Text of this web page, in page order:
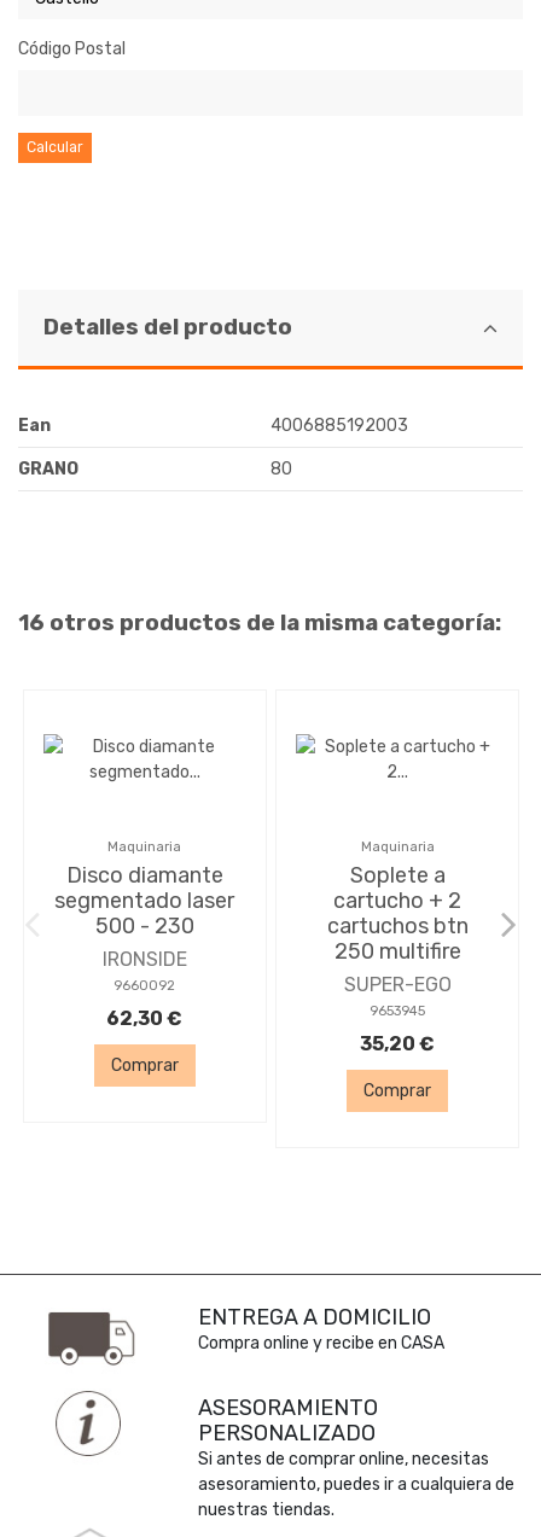
Código Postal
Calcular
Detalles del producto
Ean 4006885192003
GRANO 80
16 otros productos de la misma categoría:
Maquinaria
Disco diamante
segmentado laser
500 - 230
IRONSIDE
9660092
62,30 €
Comprar
Maquinaria
Soplete a
cartucho + 2
cartuchos btn
250 multifire
SUPER-EGO
9653945
35,20 €
Comprar
ENTREGA A DOMICILIO
Compra online y recibe en CASA
ASESORAMIENTO
PERSONALIZADO
Si antes de comprar online, necesitas
asesoramiento, puedes ir a cualquiera de
nuestras tiendas.